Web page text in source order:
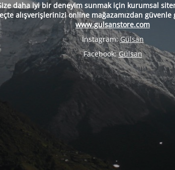
daha iyi bir deneyim sunmak için kurumsal
alışverişlerinizi online mağazamızdan
www.gulsanstore.com
İnstagram:Gülsan
Facebook:Gülsan